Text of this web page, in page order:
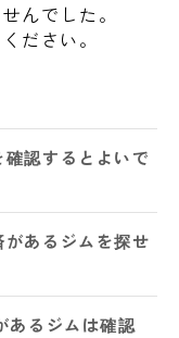
んでした。
ださい。
認するとよいで
あるジムを探せ
あるジムは確認